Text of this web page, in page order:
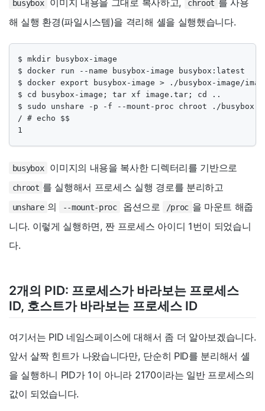
busybox chroot
해 실행 환경(파일시스템)을 격리해 셸을 실행했습니다.
$ mkdir busybox-image
$ docker run --name busybox-image busybox:latest
$ docker export busybox-image > ./busybox-image/
$ cd busybox-image; tar xf image.tar; cd ..
$ sudo unshare -p -f --mount-proc chroot ./busybox-
/ # echo $$
1
busybox 이미지의 내용을 복사한 디렉터리를 기반으로
chroot 를 실행해서 프로세스 실행 경로를 분리하고
unshare 의 --mount-proc 옵션으로 /proc 을 마운트 해줍
니다. 이렇게 실행하면, 짠 프로세스 아이디 1번이 되었습니
다.
2개의 PID: 프로세스가 바라보는 프로세스
ID, 호스트가 바라보는 프로세스 ID
여기서는 PID 네임스페이스에 대해서 좀 더 알아보겠습니다.
앞서 살짝 힌트가 나왔습니다만, 단순히 PID를 분리해서 셸
을 실행하니 PID가 1이 아니라 2170이라는 일반 프로세스의
값이 되었습니다.